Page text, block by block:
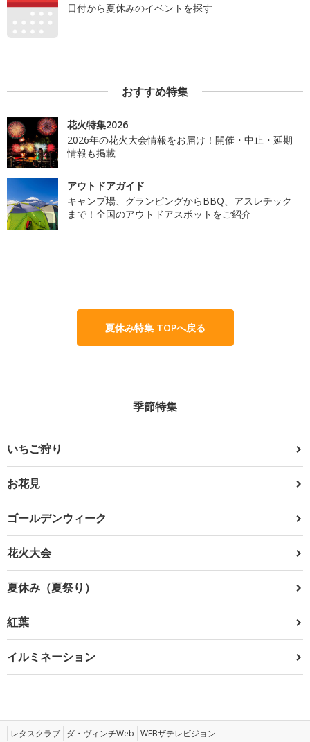
日付から夏休みのイベントを探す
おすすめ特集
花火特集2026
2026年の花火大会情報をお届け！開催・中止・延期
情報も掲載
アウトドアガイド
キャンプ場、グランピングからBBQ、アスレチック
まで！全国のアウトドアスポットをご紹介
夏休み特集 TOPへ戻る
季節特集
いちご狩り
お花見
ゴールデンウィーク
花火大会
夏休み（夏祭り）
紅葉
イルミネーション
レタスクラブ ダ・ヴィンチWeb WEBザテレビジョン